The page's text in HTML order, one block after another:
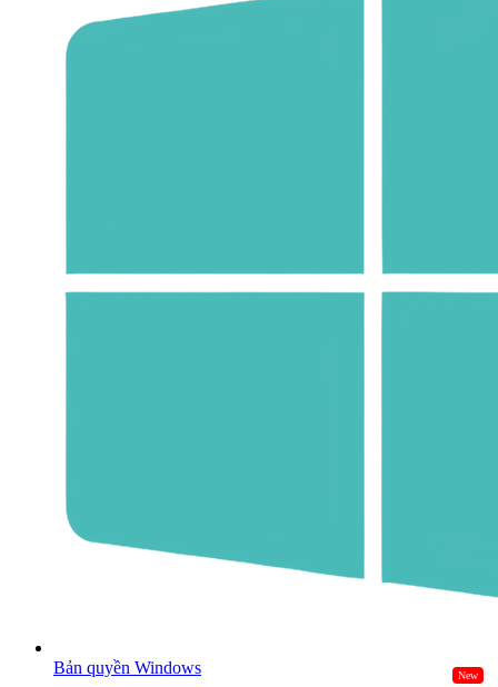
Bản quyền Windows New